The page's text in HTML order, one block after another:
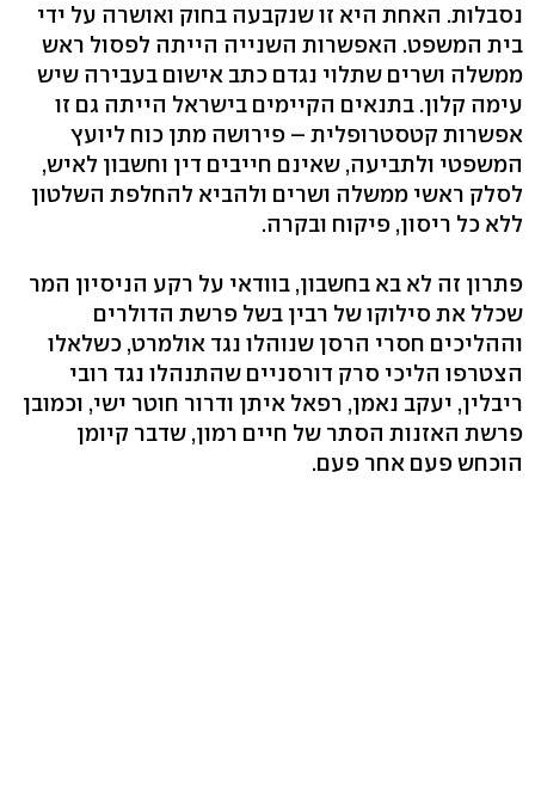
נסבלות. האחת היא זו שנקבעה בחוק ואושרה על ידי
בית המשפט. האפשרות השנייה הייתה לפסול ראש
ממשלה ושרים שתלוי נגדם כתב אישום בעבירה שיש
עימה קלון. בתנאים הקיימים בישראל הייתה גם זו
אפשרות קטסטרופלית – פירושה מתן כוח ליועץ
המשפטי ולתביעה, שאינם חייבים דין וחשבון לאיש,
לסלק ראשי ממשלה ושרים ולהביא להחלפת השלטון
ללא כל ריסון, פיקוח ובקרה.
פתרון זה לא בא בחשבון, בוודאי על רקע הניסיון המר
שכלל את סילוקו של רבין בשל פרשת הדולרים
וההליכים חסרי הרסן שנוהלו נגד אולמרט, כשלאלו
הצטרפו הליכי סרק דורסניים שהתנהלו נגד רובי
ריבלין, יעקב נאמן, רפאל איתן ודרור חוטר ישי, וכמובן
פרשת האזנות הסתר של חיים רמון, שדבר קיומן
הוכחש פעם אחר פעם.